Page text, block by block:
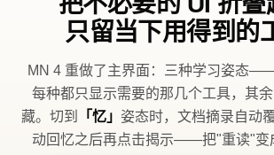
只留当下用得到的
MN 4 重做了主界面：三种学习姿态
每种都只显示需要的那几个工具，其
藏。切到
「忆」 姿态时，文档摘录自动
动回忆之后再点击揭示——把"重读"变